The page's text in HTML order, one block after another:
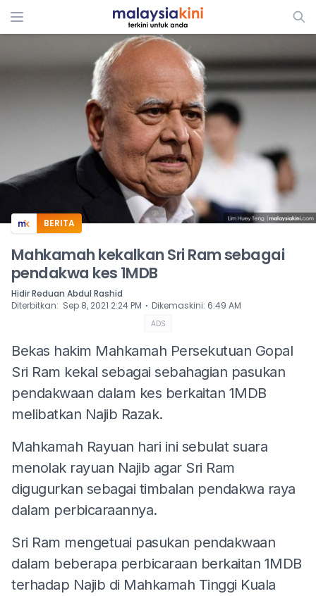
ADS
BERITA
Mahkamah kekalkan Sri Ram sebagai
pendakwa kes 1MDB
Hidir Reduan Abdul Rashid
Diterbitkan: Sep 8, 2021 2:24 PM ⋅ Dikemaskini: 6:49 AM
ADS
Bekas hakim Mahkamah Persekutuan Gopal
Sri Ram kekal sebagai sebahagian pasukan
pendakwaan dalam kes berkaitan 1MDB
melibatkan Najib Razak.
Mahkamah Rayuan hari ini sebulat suara
menolak rayuan Najib agar Sri Ram
digugurkan sebagai timbalan pendakwa raya
dalam perbicaraannya.
Sri Ram mengetuai pasukan pendakwaan
dalam beberapa perbicaraan berkaitan 1MDB
terhadap Najib di Mahkamah Tinggi Kuala